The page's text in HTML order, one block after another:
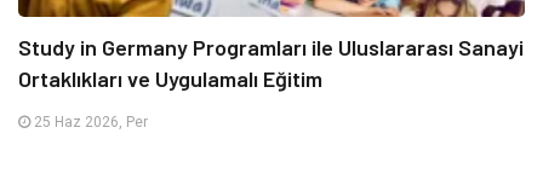
Study in Germany Programları ile Uluslararası Sanayi
Ortaklıkları ve Uygulamalı Eğitim
25 Haz 2026, Per